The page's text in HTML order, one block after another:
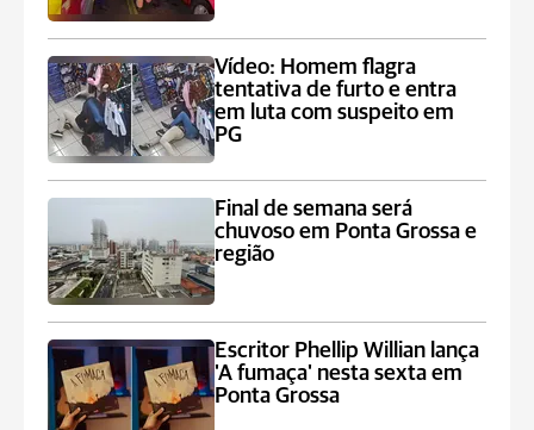
Vídeo: Homem flagra
tentativa de furto e entra
em luta com suspeito em
PG
Final de semana será
chuvoso em Ponta Grossa e
região
Escritor Phellip Willian lança
'A fumaça' nesta sexta em
Ponta Grossa